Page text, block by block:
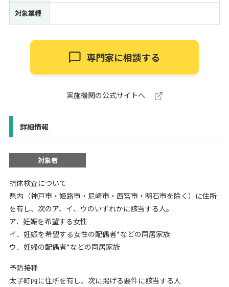
対象業種
専門家に相談する
実施機関の公式サイトへ
詳細情報
対象者
抗体検査について
県内（神戸市・姫路市・尼崎市・西宮市・明石市を除く）に住所
を有し、次のア、イ、ウのいずれかに該当する人。
ア．妊娠を希望する女性
イ．妊娠を希望する女性の配偶者*などの同居家族
ウ．妊婦の配偶者*などの同居家族
予防接種
太子町内に住所を有し、次に掲げる要件に該当する人